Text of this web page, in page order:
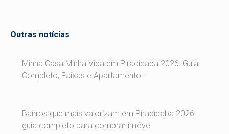
Outras notícias
Minha Casa Minha Vida em Piracicaba 2026: Guia
Completo, Faixas e Apartamento...
Bairros que mais valorizam em Piracicaba 2026:
guia completo para comprar imóvel